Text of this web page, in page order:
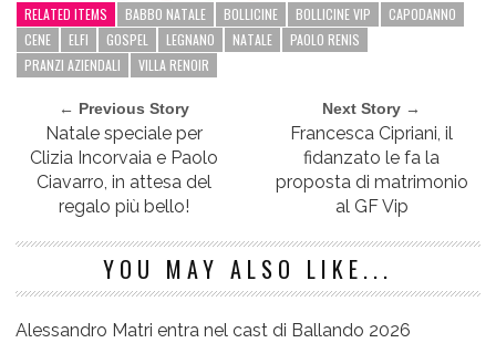
RELATED ITEMS BABBO NATALE BOLLICINE BOLLICINE VIP
CAPODANNO
CENE
ELFI GOSPEL LEGNANO NATALE
PAOLO RENIS
PRANZI AZIENDALI
VILLA RENOIR
← Previous Story
Natale speciale per
Clizia Incorvaia e Paolo
Ciavarro, in attesa del
regalo più bello!
Next Story →
Francesca Cipriani, il
fidanzato le fa la
proposta di matrimonio
al GF Vip
YOU MAY ALSO LIKE...
Alessandro Matri entra nel cast di Ballando 2026